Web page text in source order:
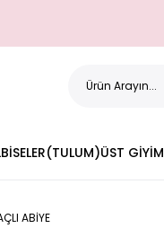
ÜST GİYİM
ABİYE